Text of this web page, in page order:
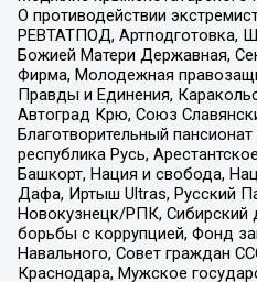
О противодействии
РЕВТАТПОД, Артподготовка,
Божией Матери Державная,
Фирма, Молодежная
Правды и Единения,
Автоград Крю, Союз
Благотворительный
республика Русь,
Башкорт, Нация и свобода,
Дафа, Иртыш Ultras, Русский
Новокузнецк/РПК,
борьбы с коррупцией, Фонд
Навального, Совет граждан
Краснодара, Мужское